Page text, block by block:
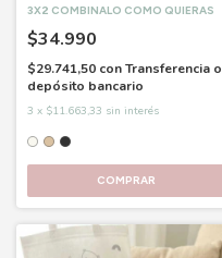
3X2 COMBINALO COMO QUIERAS
$34.990
$29.741,50 conTransferencia o
depósito bancario
3 x $11.663,33 sin interés
COMPRAR